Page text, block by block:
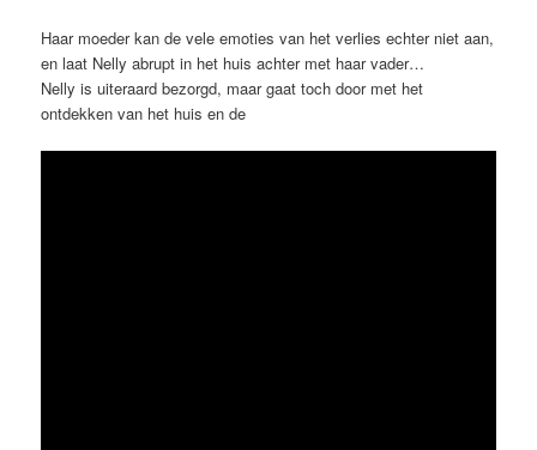
Haar moeder kan de vele emoties van het verlies echter niet aan,
en laat Nelly abrupt in het huis achter met haar vader…
Nelly is uiteraard bezorgd, maar gaat toch door met het
ontdekken van het huis en de